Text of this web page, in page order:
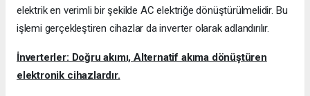
elektrik en verimli bir şekilde AC elektriğe dönüştürülmelidir. Bu
işlemi gerçekleştiren cihazlar da inverter olarak adlandırılır.
İnverterler: Doğru akımı, Alternatif akıma dönüştüren
elektronik cihazlardır.